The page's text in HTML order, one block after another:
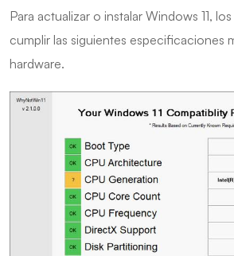
Para actualizar o instalar Windows 11,
cumplir las siguientes especificaciones
hardware.